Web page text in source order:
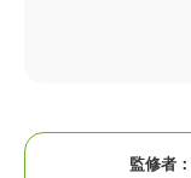
監修者：